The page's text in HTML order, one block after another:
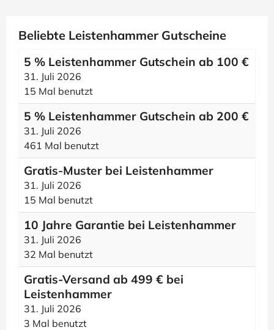
Beliebte Leistenhammer Gutscheine
5 % Leistenhammer Gutschein ab 100 €
31. Juli 2026
15 Mal benutzt
5 % Leistenhammer Gutschein ab 200 €
31. Juli 2026
461 Mal benutzt
Gratis-Muster bei Leistenhammer
31. Juli 2026
15 Mal benutzt
10 Jahre Garantie bei Leistenhammer
31. Juli 2026
32 Mal benutzt
Gratis-Versand ab 499 € bei
Leistenhammer
31. Juli 2026
3 Mal benutzt